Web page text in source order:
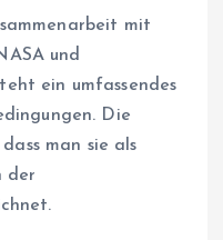
mit
und
ein umfassendes
Die
man sie als
der